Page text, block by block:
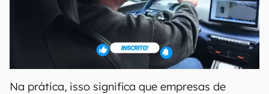
Na prática, isso significa que empresas de